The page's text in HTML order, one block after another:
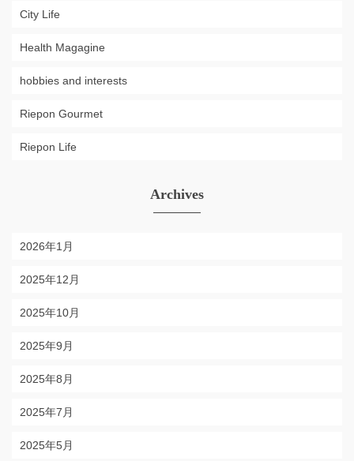
City Life
Health Magagine
hobbies and interests
Riepon Gourmet
Riepon Life
Archives
2026年1月
2025年12月
2025年10月
2025年9月
2025年8月
2025年7月
2025年5月